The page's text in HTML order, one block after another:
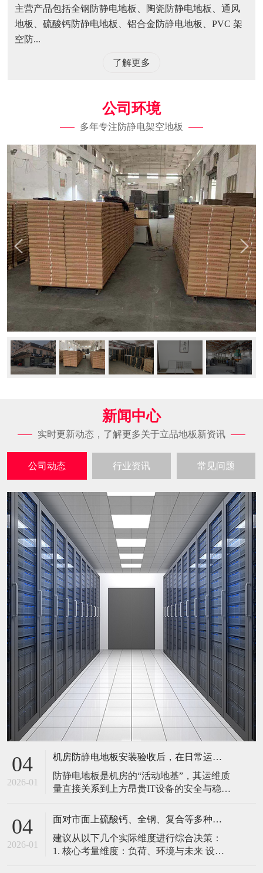
主营产品包括全钢防静电地板、陶瓷防静电地板、通风
地板、硫酸钙防静电地板、铝合金防静电地板、PVC 架
空防...
了解更多
公司环境
多年专注防静电架空地板
新闻中心
实时更新动态，了解更多关于立品地板新资讯
公司动态 行业资讯 常见问题
04
2026-01
机房防静电地板安装验收后，在日常运维中常常被忽视。请问，一套规范的、可操作的维护规程应包含哪些内容？有哪些“小问题”若不及时处理，会演变成“大故障”？
防静电地板是机房的“活动地基”，其运维质
量直接关系到上方昂贵IT设备的安全与稳
修，是保障其长期可靠的关键。 1. 建立分
由值班工程师执行）： 观： 巡检时观察地
面有无明显的水渍、油污或其它液体泼
04
2026-01
面对市面上硫酸钙、全钢、复合等多种类型的机房防静电地板，我们该如何科学选型？除了预算，更应该从哪些实际维度进行考量，以避免“过度配置”或“配置不足”？
建议从以下几个实际维度进行综合决策：
1. 核心考量维度：负荷、环境与未来 设备